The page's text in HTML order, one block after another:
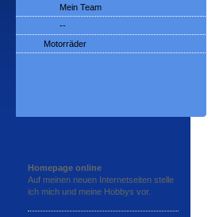
Mein Team
--
Motorräder
Homepage online
Auf meinen neuen Internetseiten stelle
ich mich und meine Hobbys vor.